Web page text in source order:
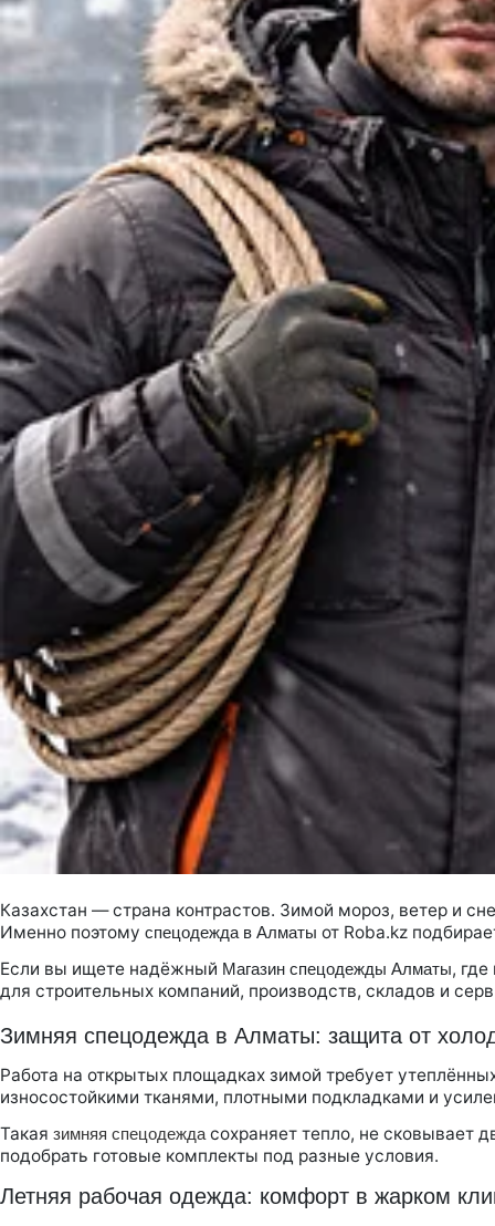
Казахстан — страна контрастов. Зимой мороз, ветер и
Именно поэтому спецодежда в Алматы от Roba.kz
Если вы ищете надёжный Магазин спецодежды Алматы,
для строительных компаний, производств, складов и
Зимняя спецодежда в Алматы: защита от
Работа на открытых площадках зимой требует
износостойкими тканями, плотными подкладками и
Такая зимняя спецодежда сохраняет тепло, не сковывает
подобрать готовые комплекты под разные условия.
Летняя рабочая одежда: комфорт в жарком